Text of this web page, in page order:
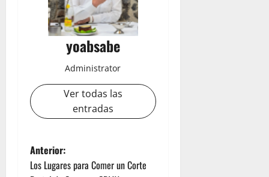
yoabsabe
Administrator
Ver todas las
entradas
Anterior:
Los Lugares para Comer un Corte